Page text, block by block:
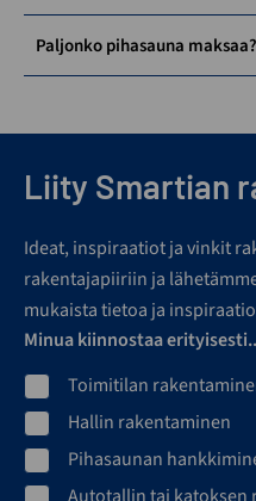
Paljonko pihasauna maksaa?
Liity Smartian
Ideat, inspiraatiot ja vinkit
rakentajapiiriin ja
mukaista tietoa ja
Minua kiinnostaa
Toimitilan
Hallin rakentaminen
Pihasaunan